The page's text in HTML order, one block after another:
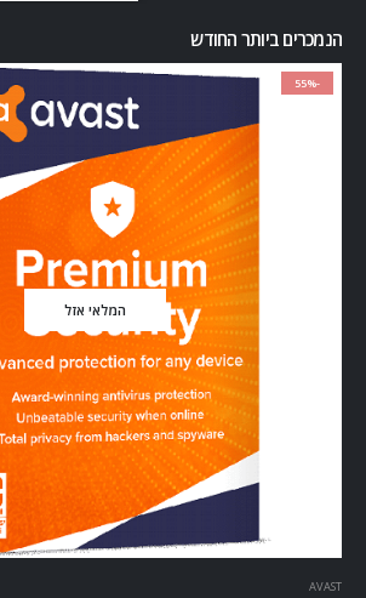
הנמכרים ביותר החודש
-55%
המלאי אזל
AVAST